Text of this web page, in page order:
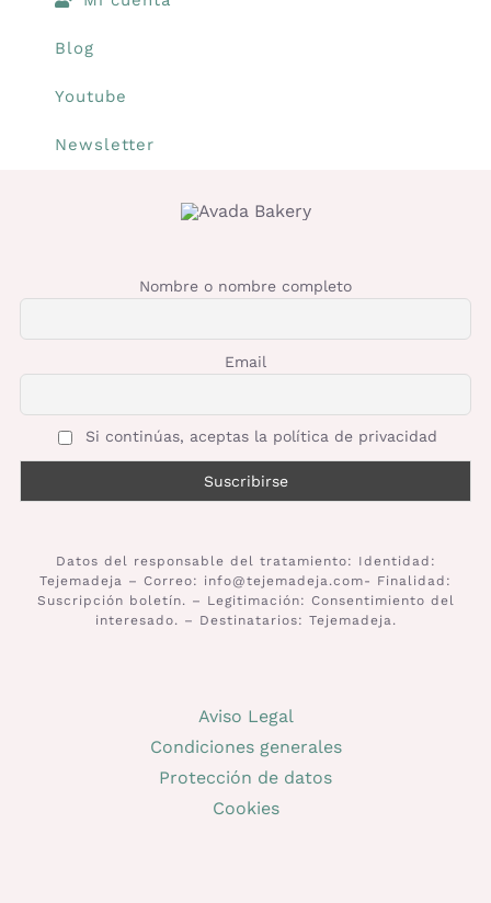
Blog
Youtube
Newsletter
Nombre o nombre completo
Email
Si continúas, aceptas la política de privacidad
Datos del responsable del tratamiento: Identidad:
Tejemadeja – Correo: info@tejemadeja.com- Finalidad:
Suscripción boletín. – Legitimación: Consentimiento del
interesado. – Destinatarios: Tejemadeja.
Aviso Legal
Condiciones generales
Protección de datos
Cookies